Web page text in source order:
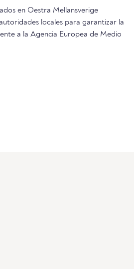
en Oestra Mellansverige
locales para garantizar la
a la Agencia Europea de Medio